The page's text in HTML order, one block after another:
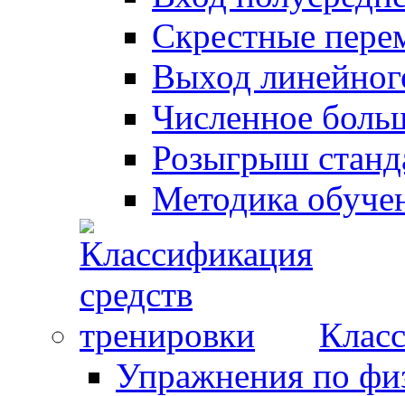
Скрестные
Выход
Численное
Розыгрыш
Методика
Упражнения по